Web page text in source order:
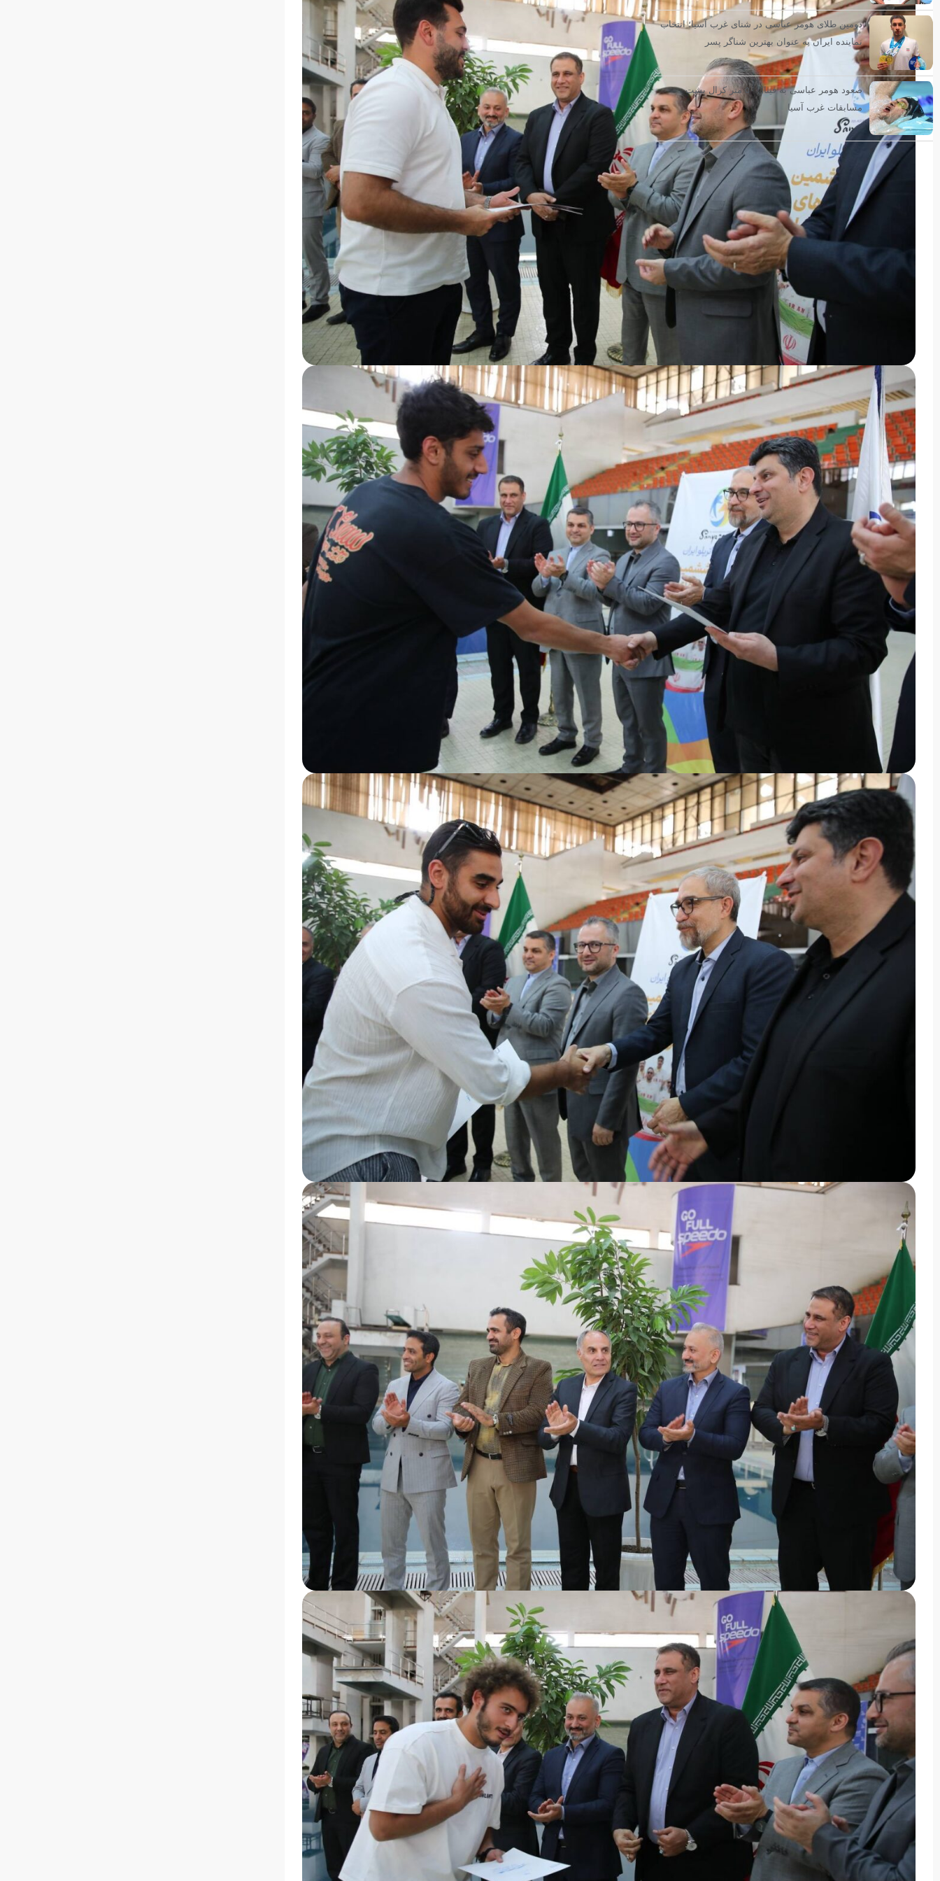
دومین طلای هومر عباسی در شنای غرب آسیا؛ انتخاب
نماینده ایران به عنوان بهترین شناگر پسر
صعود هومر عباسی به فینال ۵۰ متر کرال پشت
مسابقات غرب آسیا